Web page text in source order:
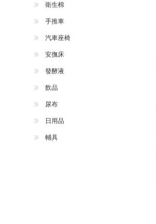
衛生棉
手推車
汽車座椅
安撫床
發酵液
飲品
尿布
日用品
輔具